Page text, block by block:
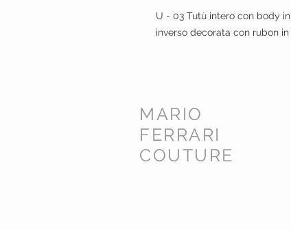
U - 03 Tutù intero con body
inverso decorata con rubon in
MARIO
FERRARI
COUTURE